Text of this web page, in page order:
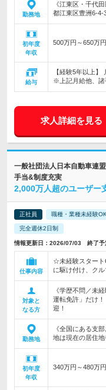
勤務地
《江東区・千代
都江東区豊洲6-4-
初年度
年収
500万円～650万円
給与
【経験5年以上
※上記月給他、諸
求人詳細を見る
一般社団法人日本自動車連
手当&制度充実
2,000万人超のユーザー
正社員 職種・業種未経験OK
完全週休2日制
情報更新日：2026/07/03 終了予
仕事内容
☆未経験スタート
に駆け付け、ク
対象と
なる方
《学歴不問／未
運転免許」だけ
迎！
勤務地
《全国にある支
地は現在の居住
初年度
年収
340万円～480万円